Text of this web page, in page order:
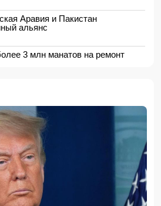
Аравия и Пакистан
альянс
3 млн манатов на ремонт
Совета по медиа и вещанию
здании в Баку потушен
перевозившую мигрантов
состояния здоровья